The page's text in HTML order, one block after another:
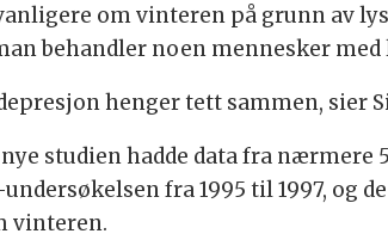
om vinteren på grunn av
behandler noen mennesker
henger tett sammen, sier
studien hadde data fra nærmere
fra 1995 til 1997, og
vinteren.